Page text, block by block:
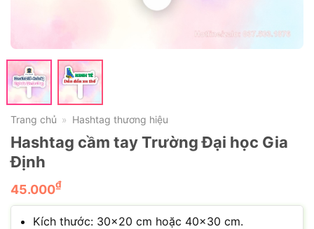
Trang chủ » Hashtag thương hiệu
Hashtag cầm tay Trường Đại học Gia
Định
45.000₫
Kích thước: 30×20 cm hoặc 40×30 cm.